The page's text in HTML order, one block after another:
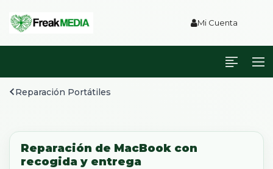
Mi Cuenta
Reparación Portátiles
Reparación de MacBook con
recogida y entrega